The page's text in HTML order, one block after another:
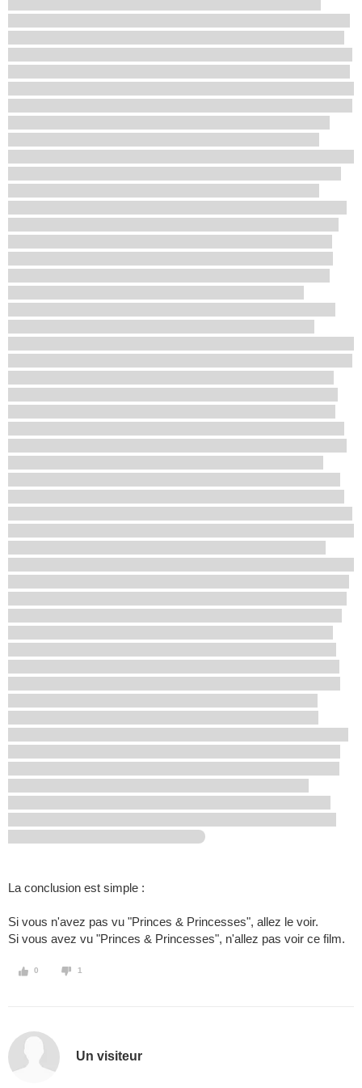
La conclusion est simple :
Si vous n'avez pas vu "Princes & Princesses", allez le voir.
Si vous avez vu "Princes & Princesses", n'allez pas voir ce film.
0 1
Un visiteur